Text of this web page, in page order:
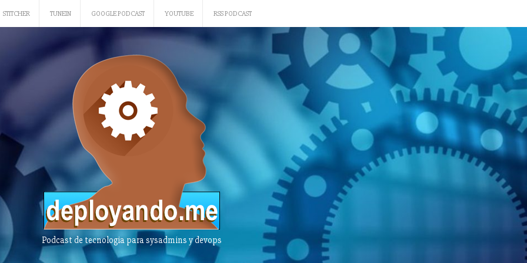
STITCHER TUNEIN GOOGLE PODCAST YOUTUBE RSS PODCAST
Podcast de tecnologia para sysadmins y devops